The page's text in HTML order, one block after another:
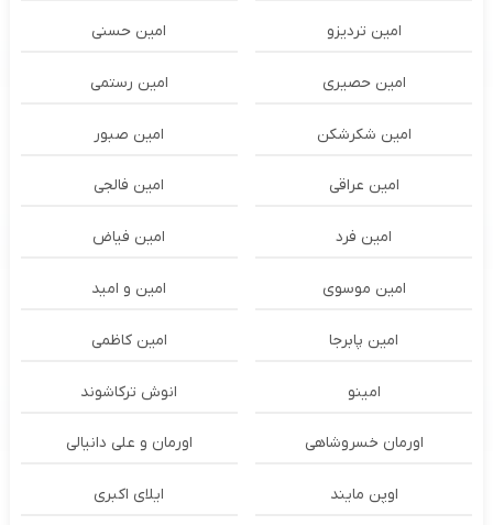
امین تردیزو امین حسنی
امین حصیری امین رستمی
امین شکرشکن امین صبور
امین عراقی امین فالجی
امین فرد امین فیاض
امین موسوی امین و امید
امین پابرجا امین کاظمی
امینو انوش ترکاشوند
اورمان خسروشاهی اورمان و علی دانیالی
اوپن مایند ايلاى اكبرى